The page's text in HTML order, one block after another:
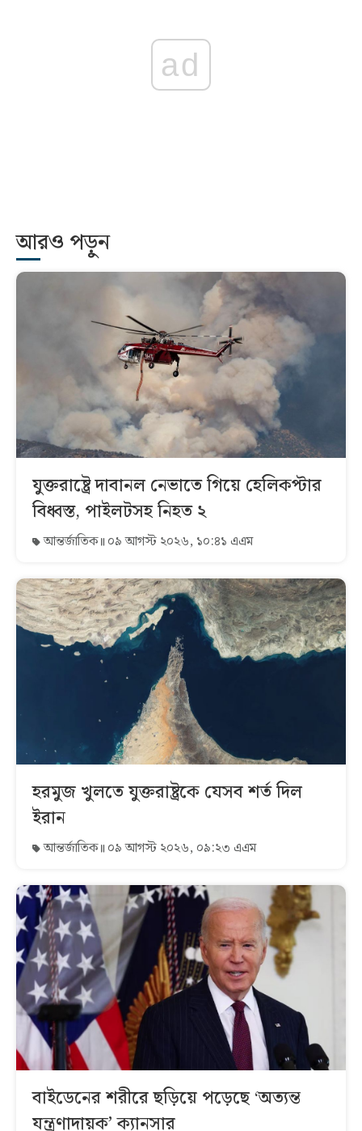
ad
আরও পড়ুন
যুক্তরাষ্ট্রে দাবানল নেভাতে গিয়ে হেলিকপ্টার
বিধ্বস্ত, পাইলটসহ নিহত ২
আন্তর্জাতিক ০৯ আগস্ট ২০২৬, ১০:৪১ এএম
হরমুজ খুলতে যুক্তরাষ্ট্রকে যেসব শর্ত দিল
ইরান
আন্তর্জাতিক ০৯ আগস্ট ২০২৬, ০৯:২৩ এএম
বাইডেনের শরীরে ছড়িয়ে পড়েছে ‘অত্যন্ত
যন্ত্রণাদায়ক’ ক্যানসার